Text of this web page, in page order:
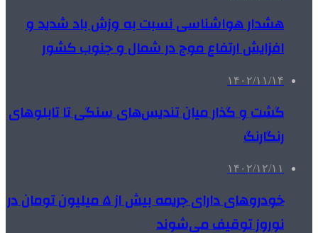
هشدار هواشناسی نسبت به وزش باد شدید و
افزایش ارتفاع موج در شمال و جنوب کشور
۱۴۰۲/۱۱/۱۴
گشت و گذار میان تندیس‌های سنگی تا تابلوهای
رنگارنگ
۱۴۰۲/۱۲/۱۱
خودروهای دارای جریمه بیش از ۵ میلیون تومان در
نوروز توقیف می‌شوند